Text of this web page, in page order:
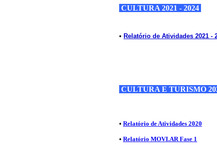
CULTURA 2021 - 2024
• Relatório de Atividades 2021 -
CULTURA E TURISMO
• Relatório de Atividades 2020
• Relatório MOVI.AR Fase 1